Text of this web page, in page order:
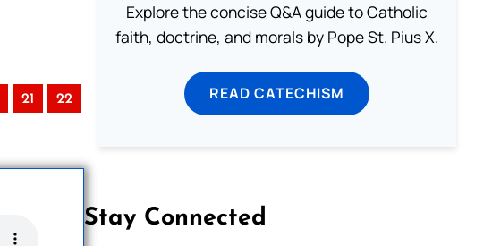
21 22
Explore the concise Q&A guide to Catholic
faith, doctrine, and morals by Pope St. Pius X.
READ CATECHISM
Stay Connected